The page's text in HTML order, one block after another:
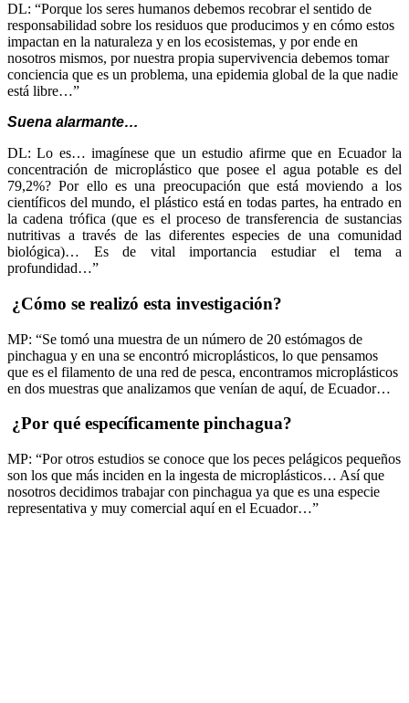
DL: “Porque los seres humanos debemos recobrar el sentido de
responsabilidad sobre los residuos que producimos y en cómo estos
impactan en la naturaleza y en los ecosistemas, y por ende en
nosotros mismos, por nuestra propia supervivencia debemos tomar
conciencia que es un problema, una epidemia global de la que nadie
está libre…”
Suena alarmante…
DL: Lo es… imagínese que un estudio afirme que en Ecuador la
concentración de microplástico que posee el agua potable es del
79,2%? Por ello es una preocupación que está moviendo a los
científicos del mundo, el plástico está en todas partes, ha entrado en
la cadena trófica (que es el proceso de transferencia de sustancias
nutritivas a través de las diferentes especies de una comunidad
biológica)… Es de vital importancia estudiar el tema a
profundidad…”
¿Cómo se realizó esta investigación?
MP: “Se tomó una muestra de un número de 20 estómagos de
pinchagua y en una se encontró microplásticos, lo que pensamos
que es el filamento de una red de pesca, encontramos microplásticos
en dos muestras que analizamos que venían de aquí, de Ecuador…
¿Por qué específicamente pinchagua?
MP: “Por otros estudios se conoce que los peces pelágicos pequeños
son los que más inciden en la ingesta de microplásticos… Así que
nosotros decidimos trabajar con pinchagua ya que es una especie
representativa y muy comercial aquí en el Ecuador…”